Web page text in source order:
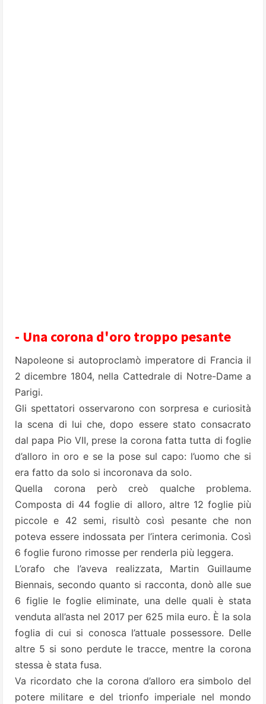
- Una corona d'oro troppo pesante
Napoleone si autoproclamò imperatore di Francia il
2 dicembre 1804, nella Cattedrale di Notre-Dame a
Parigi.
Gli spettatori osservarono con sorpresa e curiosità
la scena di lui che, dopo essere stato consacrato
dal papa Pio VII, prese la corona fatta tutta di foglie
d’alloro in oro e se la pose sul capo: l’uomo che si
era fatto da solo si incoronava da solo.
Quella corona però creò qualche problema.
Composta di 44 foglie di alloro, altre 12 foglie più
piccole e 42 semi, risultò così pesante che non
poteva essere indossata per l’intera cerimonia. Così
6 foglie furono rimosse per renderla più leggera.
L’orafo che l’aveva realizzata, Martin Guillaume
Biennais, secondo quanto si racconta, donò alle sue
6 figlie le foglie eliminate, una delle quali è stata
venduta all’asta nel 2017 per 625 mila euro. È la sola
foglia di cui si conosca l’attuale possessore. Delle
altre 5 si sono perdute le tracce, mentre la corona
stessa è stata fusa.
Va ricordato che la corona d’alloro era simbolo del
potere militare e del trionfo imperiale nel mondo